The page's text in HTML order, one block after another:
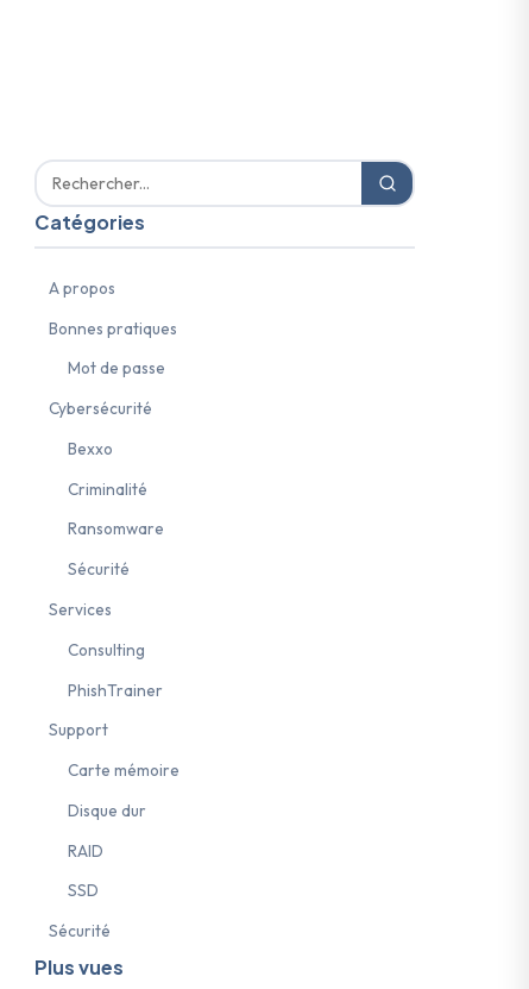
PME
Catégories
A propos
Bonnes pratiques
Mot de passe
Cybersécurité
Bexxo
Criminalité
Ransomware
Sécurité
Services
Consulting
PhishTrainer
Support
Carte mémoire
Disque dur
RAID
SSD
Sécurité
Plus vues